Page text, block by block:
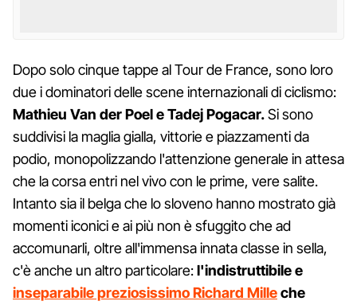
Dopo solo cinque tappe al Tour de France, sono loro
due i dominatori delle scene internazionali di ciclismo:
Mathieu Van der Poel e Tadej Pogacar.Si sono
suddivisi la maglia gialla, vittorie e piazzamenti da
podio, monopolizzando l'attenzione generale in attesa
che la corsa entri nel vivo con le prime, vere salite.
Intanto sia il belga che lo sloveno hanno mostrato già
momenti iconici e ai più non è sfuggito che ad
accomunarli, oltre all'immensa innata classe in sella,
c'è anche un altro particolare:l'indistruttibile e
inseparabile preziosissimo Richard Milleche